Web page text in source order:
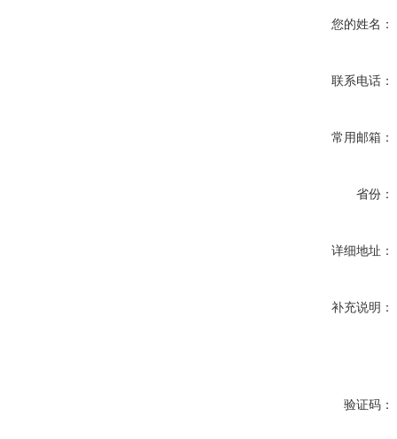
您的姓名：
联系电话：
常用邮箱：
省份：
详细地址：
补充说明：
验证码：